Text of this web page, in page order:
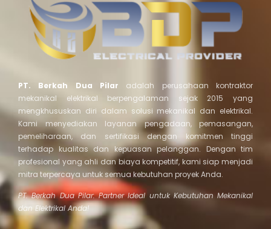
PT. Berkah Dua Pilar adalah perusahaan kontraktor
mekanikal elektrikal berpengalaman sejak 2015 yang
mengkhususkan diri dalam solusi mekanikal dan elektrikal.
Kami menyediakan layanan pengadaan, pemasangan,
pemeliharaan, dan sertifikasi dengan komitmen tinggi
terhadap kualitas dan kepuasan pelanggan. Dengan tim
profesional yang ahli dan biaya kompetitif, kami siap menjadi
mitra terpercaya untuk semua kebutuhan proyek Anda.
PT. Berkah Dua Pilar: Partner Ideal untuk Kebutuhan Mekanikal
dan Elektrikal Anda!